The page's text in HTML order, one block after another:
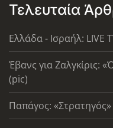
Τελευταία
Ελλάδα - Ισραήλ: LIVE
Έβανς για Ζαλγκίρις:
(pic)
Παπάγος: